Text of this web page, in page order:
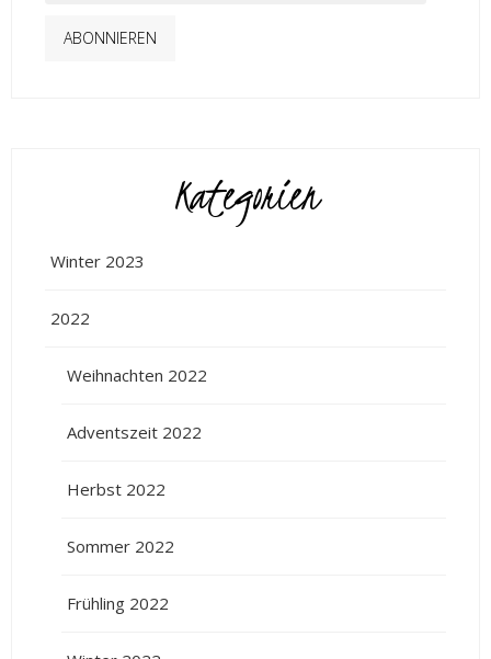
ABONNIEREN
Kategorien
Winter 2023
2022
Weihnachten 2022
Adventszeit 2022
Herbst 2022
Sommer 2022
Frühling 2022